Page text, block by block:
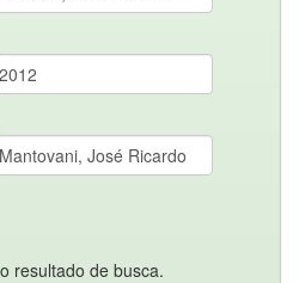
resultado de busca.